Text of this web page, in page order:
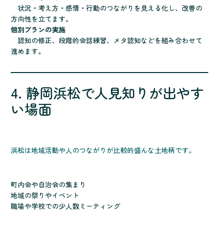
状況・考え方・感情・行動のつながりを見える化し、改善の
方向性を立てます。
個別プランの実施
認知の修正、段階的会話練習、メタ認知などを組み合わせて
進めます。
4. 静岡浜松で人見知りが出やす
い場面
浜松は地域活動や人のつながりが比較的盛んな土地柄です。
町内会や自治会の集まり
地域の祭りやイベント
職場や学校での少人数ミーティング